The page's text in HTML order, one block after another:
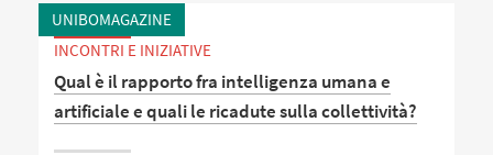
UNIBOMAGAZINE
INCONTRI E INIZIATIVE
Qual è il rapporto fra intelligenza umana e
artificiale e quali le ricadute sulla collettività?